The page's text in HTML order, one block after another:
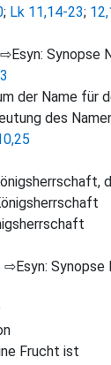
; Lk 11,14-23;
⇨Esyn: Synopse
der Name für
des
⇨Esyn: Synopse
Frucht ist